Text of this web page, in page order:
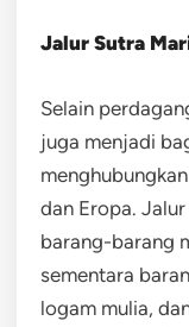
Jalur Sutra
Selain
juga menjadi
dan Eropa.
barang-barang
sementara
logam mulia,